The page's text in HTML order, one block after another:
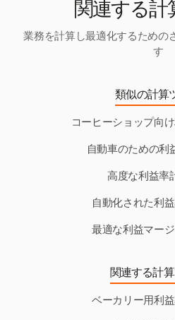
関連する計
業務を計算し最適化するための
す
類似の計算
コーヒーショップ向
自動車のための利
高度な利益率
自動化された利
最適な利益マー
関連する計
ベーカリー用利